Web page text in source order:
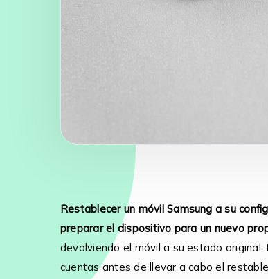
Restablecer un móvil Samsung a su
preparar el dispositivo para un nuevo
devolviendo el móvil a su estado
cuentas antes de llevar a cabo el